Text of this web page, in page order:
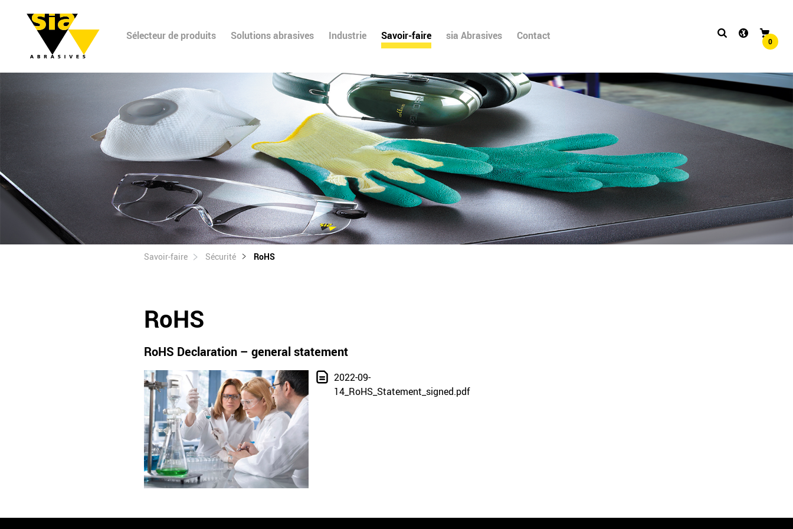
Sélecteur de produits Solutions abrasives Industrie Savoir-faire sia Abrasives Contact 0
Savoir-faire Sécurité RoHS
RoHS
RoHS Declaration – general statement
2022-09-
14_RoHS_Statement_signed.pdf